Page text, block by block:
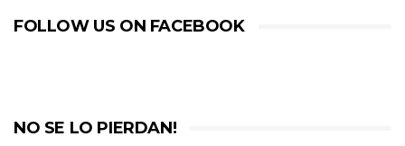
FOLLOW US ON FACEBOOK
NO SE LO PIERDAN!